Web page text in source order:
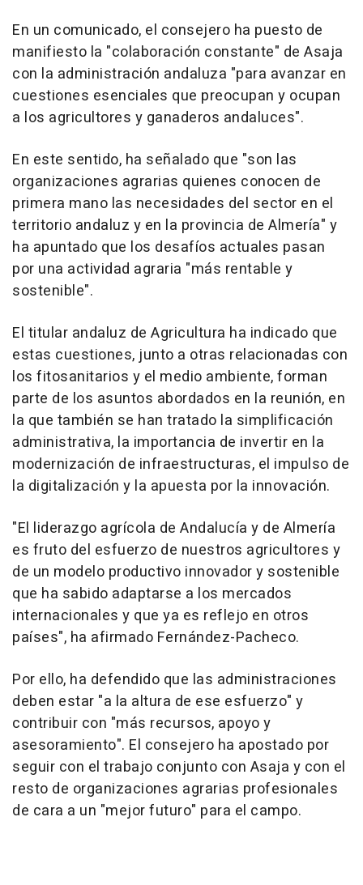
En un comunicado, el consejero ha puesto de
manifiesto la "colaboración constante" de Asaja
con la administración andaluza "para avanzar en
cuestiones esenciales que preocupan y ocupan
a los agricultores y ganaderos andaluces".
En este sentido, ha señalado que "son las
organizaciones agrarias quienes conocen de
primera mano las necesidades del sector en el
territorio andaluz y en la provincia de Almería" y
ha apuntado que los desafíos actuales pasan
por una actividad agraria "más rentable y
sostenible".
El titular andaluz de Agricultura ha indicado que
estas cuestiones, junto a otras relacionadas con
los fitosanitarios y el medio ambiente, forman
parte de los asuntos abordados en la reunión, en
la que también se han tratado la simplificación
administrativa, la importancia de invertir en la
modernización de infraestructuras, el impulso de
la digitalización y la apuesta por la innovación.
"El liderazgo agrícola de Andalucía y de Almería
es fruto del esfuerzo de nuestros agricultores y
de un modelo productivo innovador y sostenible
que ha sabido adaptarse a los mercados
internacionales y que ya es reflejo en otros
países", ha afirmado Fernández-Pacheco.
Por ello, ha defendido que las administraciones
deben estar "a la altura de ese esfuerzo" y
contribuir con "más recursos, apoyo y
asesoramiento". El consejero ha apostado por
seguir con el trabajo conjunto con Asaja y con el
resto de organizaciones agrarias profesionales
de cara a un "mejor futuro" para el campo.